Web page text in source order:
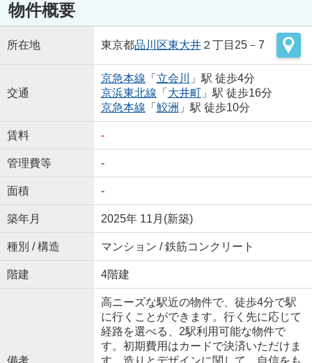
物件概要
所在地 東京都品川区東大井２丁目25－7
交通
京急本線 「 立会川
」駅 徒歩4分
京浜東北線 「 大井町」駅 徒歩16分
京急本線 「 鮫洲 」駅 徒歩10分
賃料 -
管理費等 -
面積 -
築年月 2025年 11月(新築)
種別 / 構造 マンション / 鉄筋コンクリート
階建 4階建
備考
高ニーズな駅近の物件で、徒歩4分で駅
に行くことができます。行く先に応じて
経路を選べる、2駅利用可能な物件で
す。初期費用はカードで決済いただけま
す。造りとデザインに関して、自信をも